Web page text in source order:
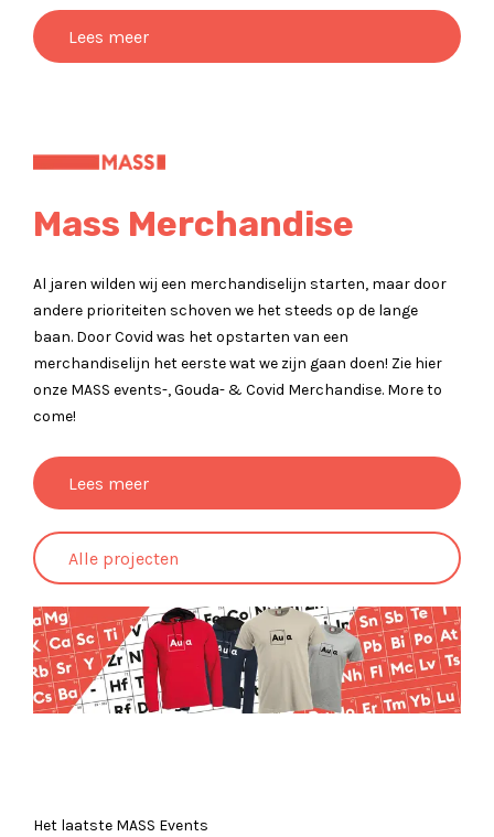
Lees meer
Mass Merchandise
Al jaren wilden wij een merchandiselijn starten, maar door
andere prioriteiten schoven we het steeds op de lange
baan. Door Covid was het opstarten van een
merchandiselijn het eerste wat we zijn gaan doen! Zie hier
onze MASS events-, Gouda- & Covid Merchandise. More to
come!
Lees meer
Alle projecten
Het laatste MASS Events